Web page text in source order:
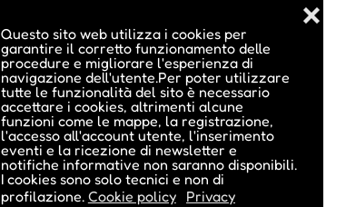
Questo sito web utilizza i cookies per
garantire il corretto funzionamento delle
procedure e migliorare l'esperienza di
navigazione dell'utente.Per poter utilizzare
tutte le funzionalità del sito è necessario
accettare i cookies, altrimenti alcune
funzioni come le mappe, la registrazione,
l'accesso all'account utente, l'inserimento
eventi e la ricezione di newsletter e
notifiche informative non saranno disponibili.
I cookies sono solo tecnici e non di
profilazione. Cookie policy Privacy
❌
0 Giovedì, 13 Ago 2026 17:00-19:00 |
SEMINARIO ENOLOGICO
L'evento si tiene dal 26 Mar 2026 al 05
Nov 2026
Via Peter Mitterhofer 2, Parcines, BZ